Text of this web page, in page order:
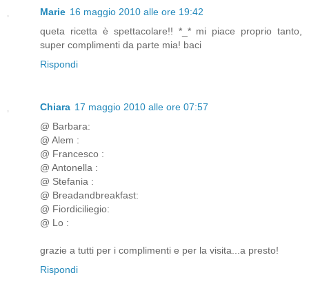
Marie 16 maggio 2010 alle ore 19:42
queta ricetta è spettacolare!! *_* mi piace proprio tanto,
super complimenti da parte mia! baci
Rispondi
Chiara 17 maggio 2010 alle ore 07:57
@ Barbara:
@ Alem :
@ Francesco :
@ Antonella :
@ Stefania :
@ Breadandbreakfast:
@ Fiordiciliegio:
@ Lo :
grazie a tutti per i complimenti e per la visita...a presto!
Rispondi